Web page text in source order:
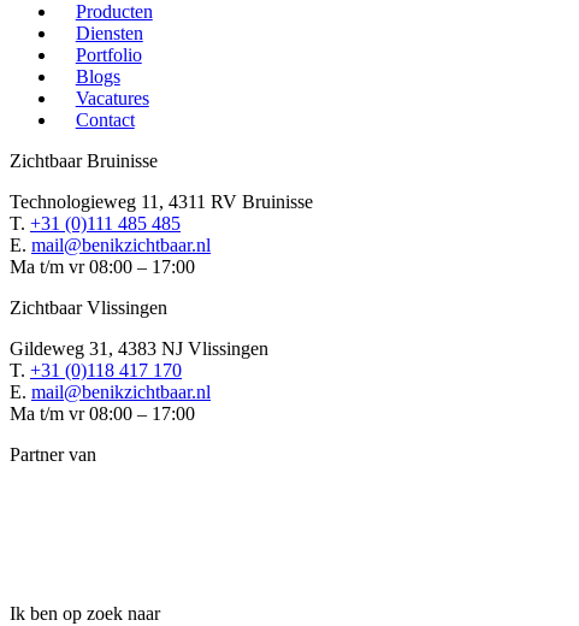
Producten
Diensten
Portfolio
Blogs
Vacatures
Contact
Zichtbaar Bruinisse
Technologieweg 11, 4311 RV Bruinisse
T. +31 (0)111 485 485
E. mail@benikzichtbaar.nl
Ma t/m vr 08:00 – 17:00
Zichtbaar Vlissingen
Gildeweg 31, 4383 NJ Vlissingen
T. +31 (0)118 417 170
E. mail@benikzichtbaar.nl
Ma t/m vr 08:00 – 17:00
Partner van
Ik ben op zoek naar